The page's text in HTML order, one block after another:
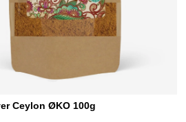
Ceylon ØKO 100g